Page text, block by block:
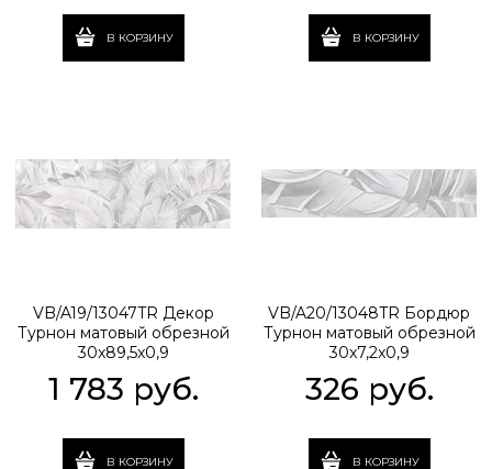
В КОРЗИНУ В КОРЗИНУ
VB/A19/13047TR Декор
Турнон матовый обрезной
30x89,5x0,9
1 783 руб.
В КОРЗИНУ
VB/A20/13048TR Бордюр
Турнон матовый обрезной
30x7,2x0,9
326 руб.
В КОРЗИНУ